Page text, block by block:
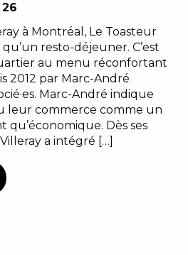
26
à Montréal, Le Toasteur
resto-déjeuner. C’est
au menu réconfortant
2012 par Marc-André
Marc-André indique
leur commerce comme un
Dès ses
a intégré […]